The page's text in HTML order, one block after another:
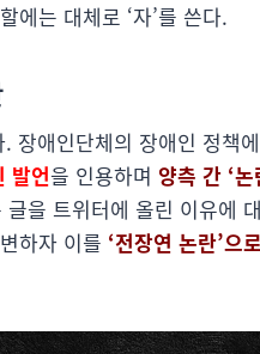
에는 대체로 ‘자’를 쓴다.
장애인단체의 장애인 정책
발언을 인용하며 양측 간 ‘
을 트위터에 올린 이유에
하자 이를 ‘전장연 논란’으